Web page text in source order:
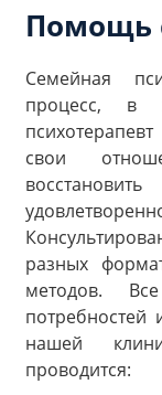
Помощь
Семейная
процесс, в
свои
разных
методов.
нашей
проводится: